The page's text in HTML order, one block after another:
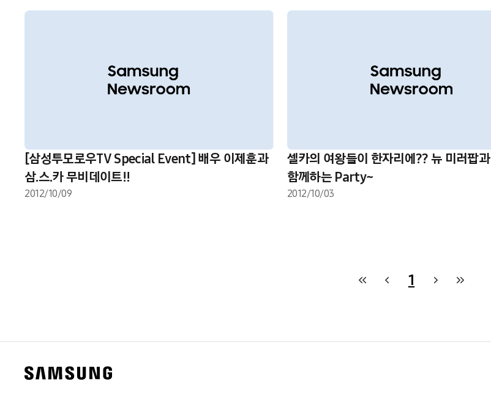
[삼성투모로우TV Special Event] 배우 이제훈과
삼.스.카 무비데이트!!
2012/10/09
셀카의 여왕들이 한자리에?? 뉴 미러팝과
함께하는 Party~
2012/10/03
1